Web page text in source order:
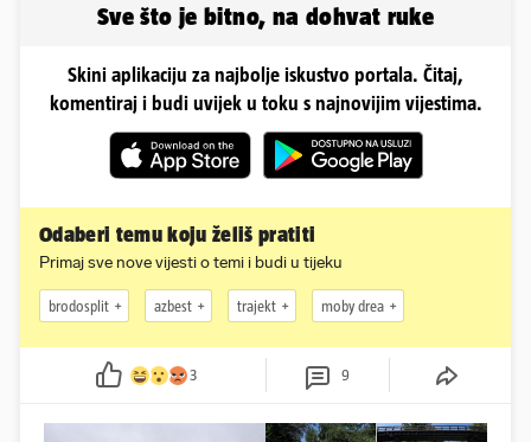
Sve što je bitno, na dohvat ruke
Skini aplikaciju za najbolje iskustvo portala. Čitaj,
komentiraj i budi uvijek u toku s najnovijim vijestima.
Odaberi temu koju želiš pratiti
Primaj sve nove vijesti o temi i budi u tijeku
brodosplit azbest trajekt moby drea
3 9